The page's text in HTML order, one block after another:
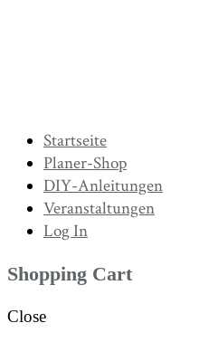
Startseite
Planer-Shop
DIY-Anleitungen
Veranstaltungen
Log In
Shopping Cart
Close